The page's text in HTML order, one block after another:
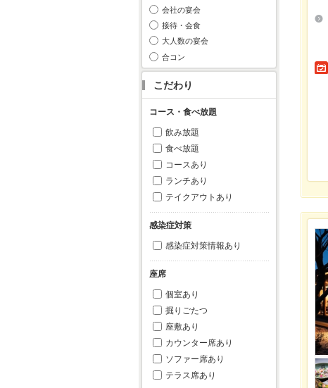
会社の宴会
接待・会食
大人数の宴会
合コン
こだわり
コース・食べ放題
飲み放題
食べ放題
コースあり
ランチあり
テイクアウトあり
感染症対策
感染症対策情報あり
座席
個室あり
掘りごたつ
座敷あり
カウンター席あり
ソファー席あり
テラス席あり